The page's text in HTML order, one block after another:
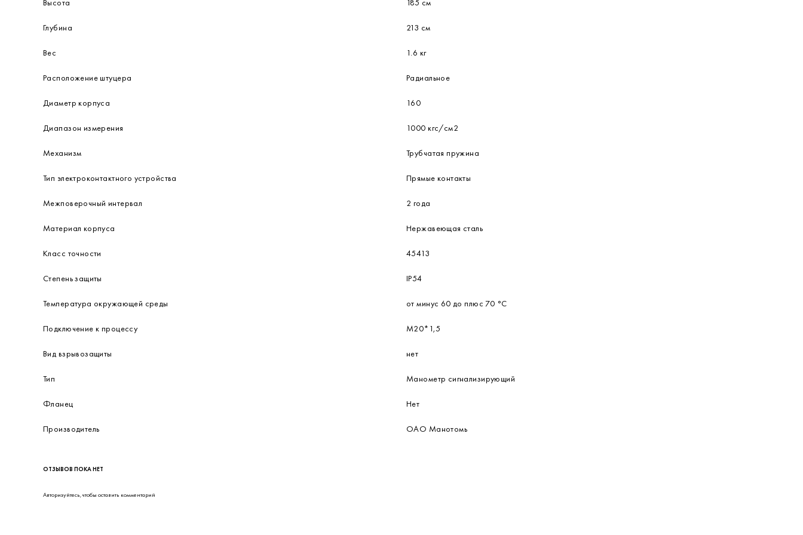
Высота 185 см
Глубина 213 см
Вес 1.6 кг
Расположение штуцера Радиальное
Диаметр корпуса 160
Диапазон измерения 1000 кгс/см2
Механизм Трубчатая пружина
Тип электроконтактного устройства Прямые контакты
Межповерочный интервал 2 года
Материал корпуса Нержавеющая сталь
Класс точности 45413
Степень защиты IP54
Температура окружающей среды от минус 60 до плюс 70 °С
Подключение к процессу М20*1,5
Вид взрывозащиты нет
Тип Манометр сигнализирующий
Фланец Нет
Производитель ОАО Манотомь
ОТЗЫВОВ ПОКА НЕТ
Авторизуйтесь, чтобы оставить комментарий